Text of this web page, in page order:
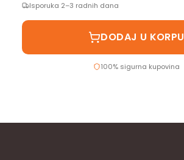
Isporuka 2–3 radnih dana
DODAJ U KORPU
100% sigurna kupovina